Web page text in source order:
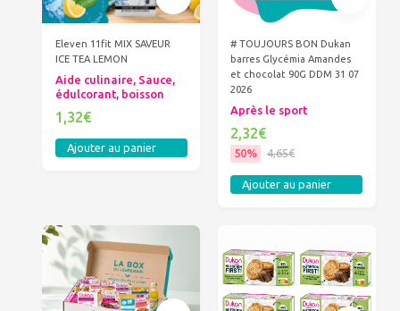
Eleven 11fit MIX SAVEUR
ICE TEA LEMON
Aide culinaire, Sauce,
édulcorant, boisson
1,32€
Ajouter au panier
# TOUJOURS BON Dukan
barres Glycémia Amandes
et chocolat 90G DDM 31 07
2026
Après le sport
2,32€
50% 4,65€
Ajouter au panier